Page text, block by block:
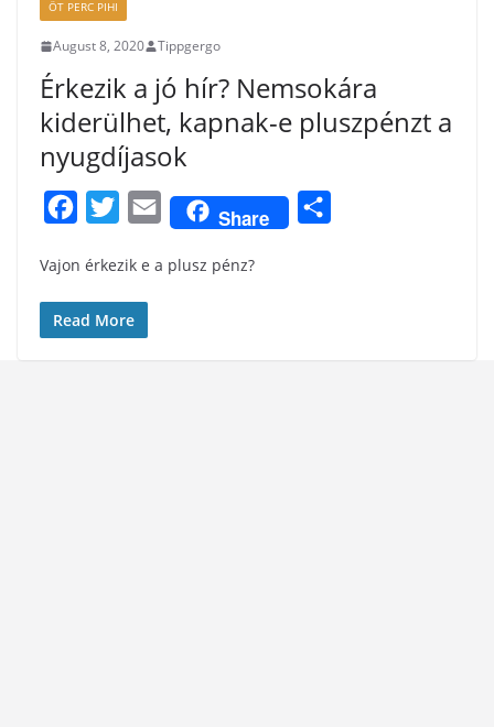
ÖT PERC PIHI
August 8, 2020 Tippgergo
Érkezik a jó hír? Nemsokára
kiderülhet, kapnak-e pluszpénzt a
nyugdíjasok
c
e
b
i
t
t
E
a
Share
Vajon érkezik e a plusz pénz?
Read More